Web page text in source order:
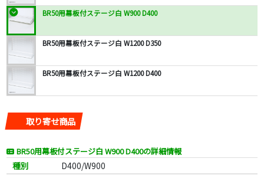
BR50用幕板付ステージ白 W900 D400
BR50用幕板付ステージ白 W1200 D350
BR50用幕板付ステージ白 W1200 D400
取り寄せ商品
BR50用幕板付ステージ白 W900 D400の詳細情報
種別
D400/W900